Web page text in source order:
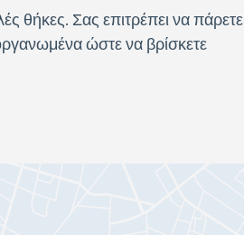
θήκες. Σας επιτρέπει να πάρετε
ώστε να βρίσκετε